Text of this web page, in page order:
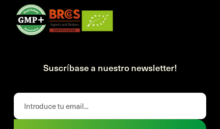
Suscríbase a nuestro newsletter!